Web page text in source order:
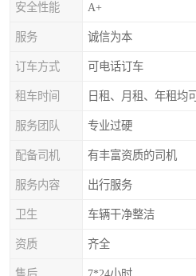
安全性能 A+
服务 诚信为本
订车方式 可电话订车
租车时间 日租、月租、年租均可
服务团队 专业过硬
配备司机 有丰富资质的司机
服务内容 出行服务
卫生 车辆干净整洁
资质 齐全